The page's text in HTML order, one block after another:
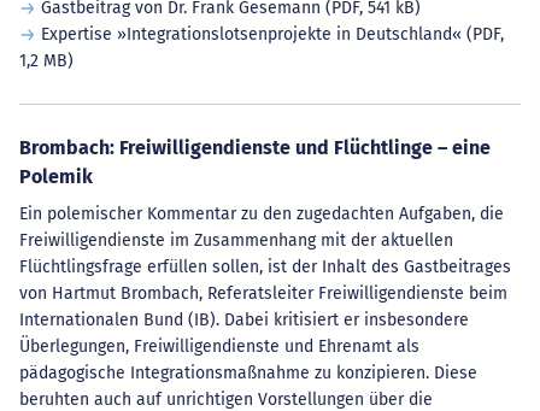
Gastbeitrag von Dr. Frank Gesemann (PDF, 541 kB)
Expertise »Integrationslotsenprojekte in Deutschland« (PDF,
1,2 MB)
Brombach: Freiwilligendienste und Flüchtlinge – eine
Polemik
Ein polemischer Kommentar zu den zugedachten Aufgaben, die
Freiwilligendienste im Zusammenhang mit der aktuellen
Flüchtlingsfrage erfüllen sollen, ist der Inhalt des Gastbeitrages
von Hartmut Brombach, Referatsleiter Freiwilligendienste beim
Internationalen Bund (IB). Dabei kritisiert er insbesondere
Überlegungen, Freiwilligendienste und Ehrenamt als
pädagogische Integrationsmaßnahme zu konzipieren. Diese
beruhten auch auf unrichtigen Vorstellungen über die